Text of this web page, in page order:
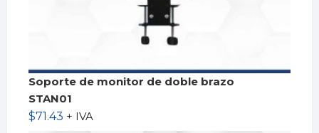
Soporte de monitor de doble brazo
STAN01
$71.43 + IVA